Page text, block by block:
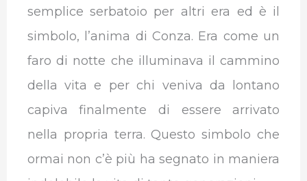
semplice serbatoio per altri era ed è il
simbolo, l’anima di Conza. Era come un
faro di notte che illuminava il cammino
della vita e per chi veniva da lontano
capiva finalmente di essere arrivato
nella propria terra. Questo simbolo che
ormai non c’è più ha segnato in maniera